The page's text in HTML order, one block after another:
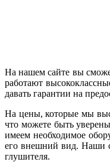
На нашем сайте вы
работают
давать гарантии на
На цены, которые мы
что можете быть
имеем необходимое
его внешний вид. Наши
глушителя.